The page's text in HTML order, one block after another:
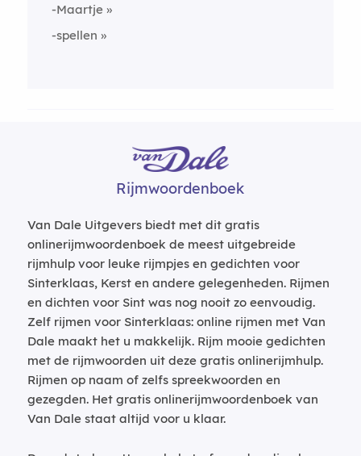
-Maartje
-spellen
Rijmwoordenboek
Van Dale Uitgevers biedt met dit gratis
onlinerijmwoordenboek de meest uitgebreide
rijmhulp voor leuke rijmpjes en gedichten voor
Sinterklaas, Kerst en andere gelegenheden. Rijmen
en dichten voor Sint was nog nooit zo eenvoudig.
Zelf rijmen voor Sinterklaas: online rijmen met Van
Dale maakt het u makkelijk. Rijm mooie gedichten
met de rijmwoorden uit deze gratis onlinerijmhulp.
Rijmen op naam of zelfs spreekwoorden en
gezegden. Het gratis onlinerijmwoordenboek van
Van Dale staat altijd voor u klaar.